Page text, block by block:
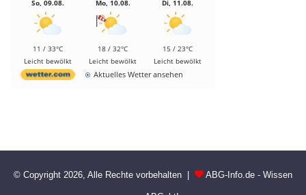
So, 09.08.
11 / 33°C
Leicht bewölkt
Mo, 10.08.
18 / 32°C
Leicht bewölkt
Di, 11.08.
15 / 23°C
Leicht bewölkt
Aktuelles Wetter ansehen
© Copyright 2026, Alle Rechte vorbehalten | ABG-Info.de - Wissen